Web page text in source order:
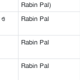
Rabin Pal)
ও
Rabin Pal
Rabin Pal
Rabin Pal